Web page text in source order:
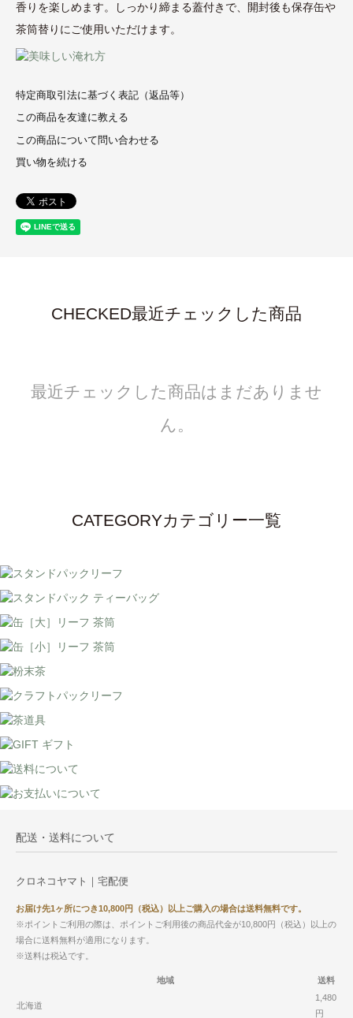
香りを楽しめます。しっかり締まる蓋付きで、開封後も保存缶や
茶筒替りにご使用いただけます。
特定商取引法に基づく表記（返品等）
この商品を友達に教える
この商品について問い合わせる
買い物を続ける
CHECKED最近チェックした商品
最近チェックした商品はまだありませ
ん。
CATEGORYカテゴリー一覧
配送・送料について
クロネコヤマト｜宅配便
お届け先1ヶ所につき10,800円（税込）以上ご購入の場合は送料無料です。
※ポイントご利用の際は、ポイントご利用後の商品代金が10,800円（税込）以上の
場合に送料無料が適用になります。
※送料は税込です。
地域 送料
北海道
1,480
円